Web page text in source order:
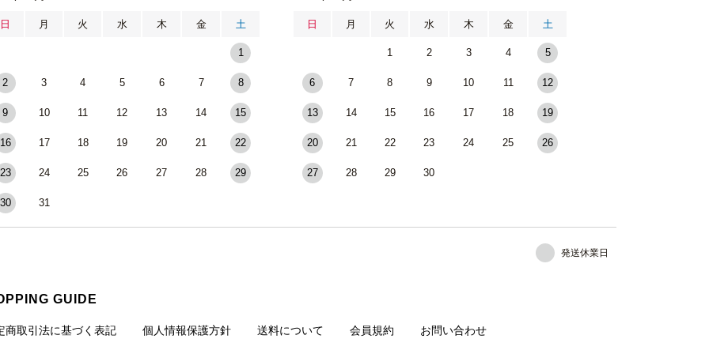
日 月 火 水 木 金 土
1
2 3 4 5 6 7 8
9 10 11 12 13 14 15
16 17 18 19 20 21 22
23 24 25 26 27 28 29
30 31
日 月 火 水 木 金 土
1 2 3 4 5
6 7 8 9 10 11 12
13 14 15 16 17 18 19
20 21 22 23 24 25 26
27 28 29 30
発送休業日
GUIDE
商取引法に基づく表記 個人情報保護方針 送料について 会員規約 お問い合わせ